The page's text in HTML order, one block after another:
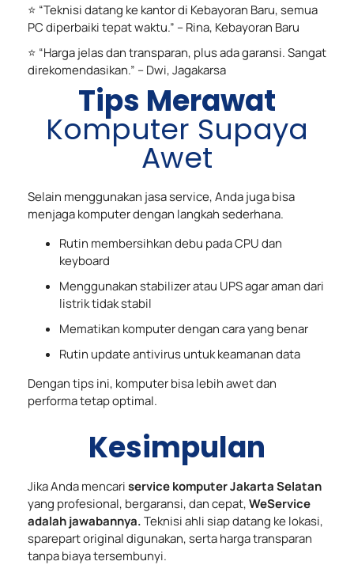
⭐ “Teknisi datang ke kantor di Kebayoran Baru, semua
PC diperbaiki tepat waktu.” – Rina, Kebayoran Baru
⭐ “Harga jelas dan transparan, plus ada garansi. Sangat
direkomendasikan.” – Dwi, Jagakarsa
Tips Merawat
Komputer Supaya
Awet
Selain menggunakan jasa service, Anda juga bisa
menjaga komputer dengan langkah sederhana.
Rutin membersihkan debu pada CPU dan
keyboard
Menggunakan stabilizer atau UPS agar aman dari
listrik tidak stabil
Mematikan komputer dengan cara yang benar
Rutin update antivirus untuk keamanan data
Dengan tips ini, komputer bisa lebih awet dan
performa tetap optimal.
Kesimpulan
Jika Anda mencariservice komputer Jakarta Selatan
yang profesional, bergaransi, dan cepat,WeService
adalah jawabannya.Teknisi ahli siap datang ke lokasi,
sparepart original digunakan, serta harga transparan
tanpa biaya tersembunyi.